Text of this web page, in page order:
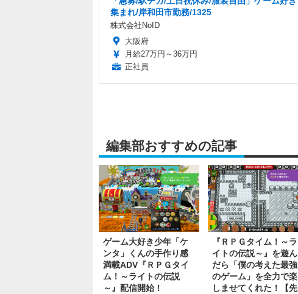
集まれ/岸和田市勤務/1325
株式会社NoID
大阪府
月給27万円～36万円
正社員
編集部おすすめの記事
ゲーム大好き少年「ケ
ンタ」くんの手作り感
満載ADV『ＲＰＧタイ
ム！～ライトの伝説
～』配信開始！
『ＲＰＧタイム！～ラ
イトの伝説～』を遊ん
だら「僕の考えた最強
のゲーム」を全力で楽
しませてくれた！【先